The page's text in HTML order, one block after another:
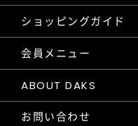
ショッピングガイド
会員メニュー
ABOUT DAKS
お問い合わせ